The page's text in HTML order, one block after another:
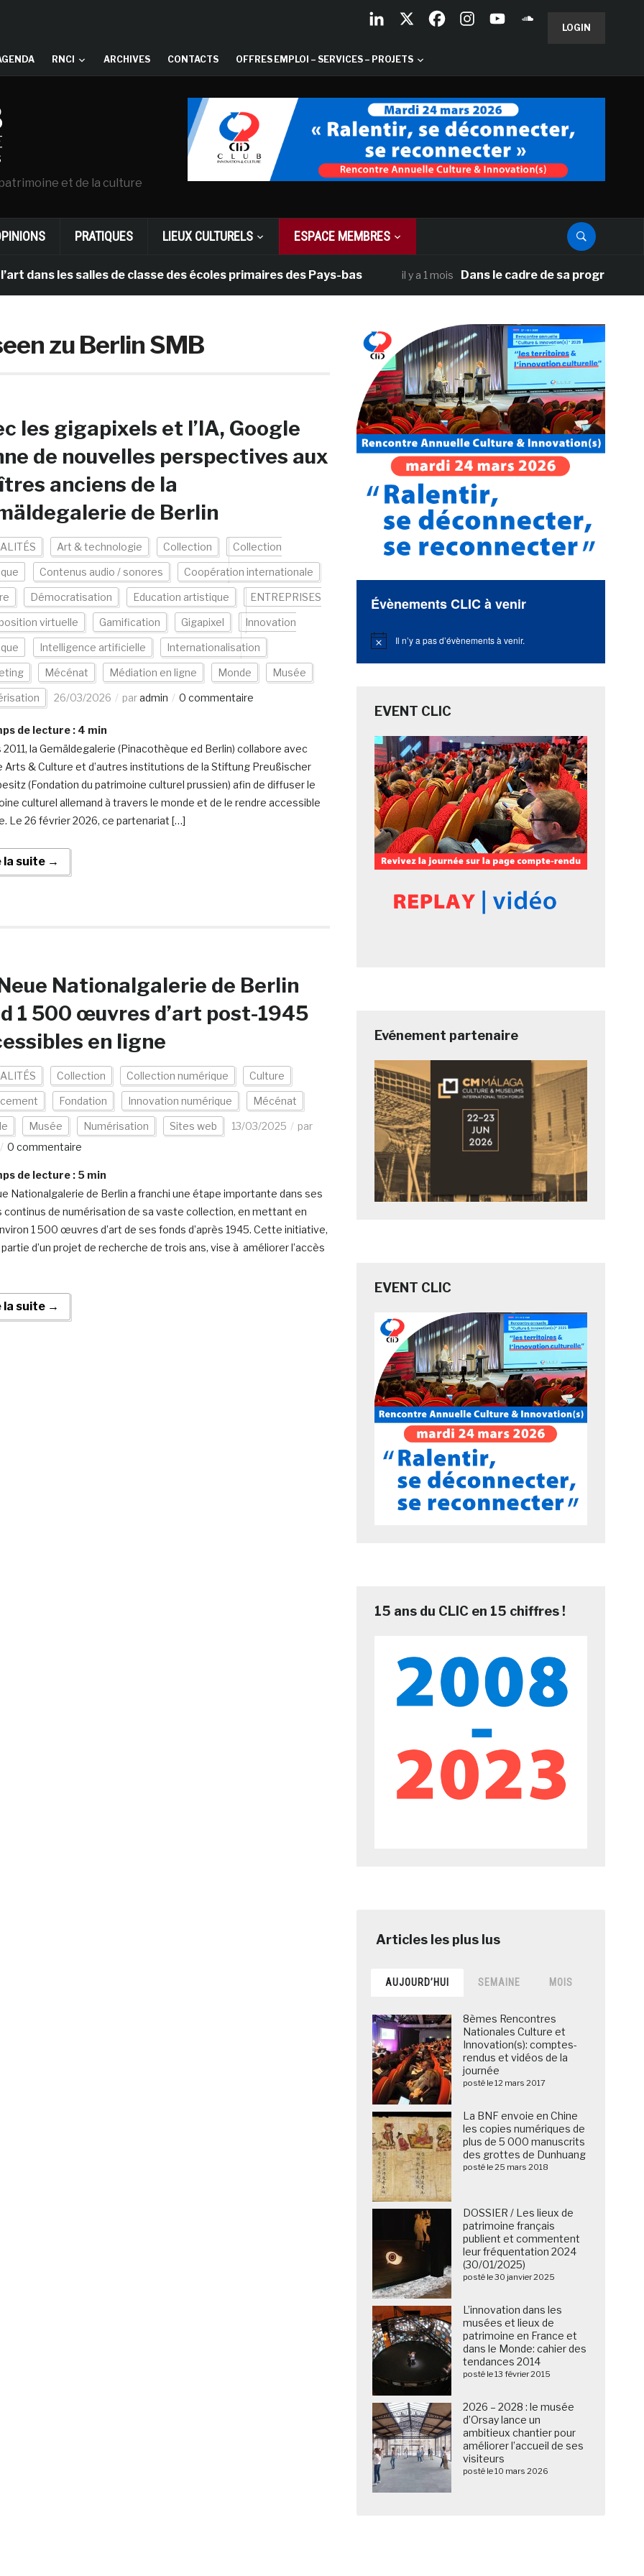
LOGIN
RNCI ARCHIVES CONTACTS OFFRES EMPLOI – SERVICES – PROJETS
et de la culture
PRATIQUES LIEUX CULTURELS ESPACE MEMBRES
les salles de classe des écoles primaires des Pays-bas il y a 1 mois Dans le cadre de sa programmation
zu Berlin SMB
les gigapixels et l’IA, Google
de nouvelles perspectives aux
anciens de la
de Berlin
Art & technologie Collection Collection
Contenus audio / sonores Coopération internationale
Démocratisation Education artistique ENTREPRISES
virtuelle Gamification Gigapixel Innovation
Intelligence artificielle Internationalisation
Mécénat Médiation en ligne Monde Musée
26/03/2026 paradmin 0 commentaire
de lecture : 4 min
2011, la Gemäldegalerie (Pinacothèque ed Berlin) collabore avec
Arts & Culture et d’autres institutions de la Stiftung Preußischer
(Fondation du patrimoine culturel prussien) afin de diffuser le
culturel allemand à travers le monde et de le rendre accessible
Le 26 février 2026, ce partenariat […]
la suite →
Nationalgalerie de Berlin
1 500 œuvres d’art post-1945
en ligne
Collection Collection numérique Culture
Fondation Innovation numérique Mécénat
Musée Numérisation Sites web 13/03/2025
par
0 commentaire
de lecture : 5 min
Nationalgalerie de Berlin a franchi une étape importante dans ses
de numérisation de sa vaste collection, en mettant en
1 500 œuvres d’art de ses fonds d’après 1945. Cette initiative,
d’un projet de recherche de trois ans, vise à améliorer l’accès
la suite →
Évènements CLIC à venir
Notice Il n’y a pas d’évènements à venir.
EVENT CLIC
Evénement partenaire
EVENT CLIC
15 ans du CLIC en 15 chiffres !
AUJOURD’HUI SEMAINE MOIS
8èmes Rencontres
Nationales Culture et
Innovation(s): comptes-
rendus et vidéos de la
journée
posté le 12 mars 2017
La BNF envoie en Chine
les copies numériques de
plus de 5 000 manuscrits
des grottes de Dunhuang
posté le 25 mars 2018
DOSSIER / Les lieux de
patrimoine français
publient et commentent
leur fréquentation 2024
(30/01/2025)
posté le 30 janvier 2025
L’innovation dans les
musées et lieux de
patrimoine en France et
dans le Monde: cahier des
tendances 2014
posté le 13 février 2015
2026 – 2028 : le musée
d’Orsay lance un
ambitieux chantier pour
améliorer l’accueil de ses
visiteurs
posté le 10 mars 2026